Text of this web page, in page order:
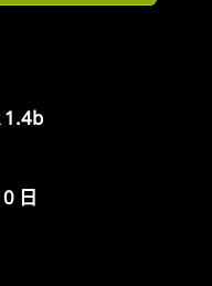
1.4b
日